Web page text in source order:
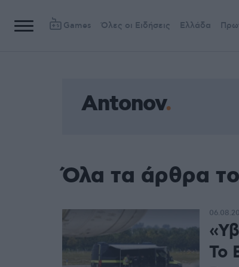
Games Όλες οι Ειδήσεις Ελλάδα
Antonov
Όλα τα άρθρα
Το